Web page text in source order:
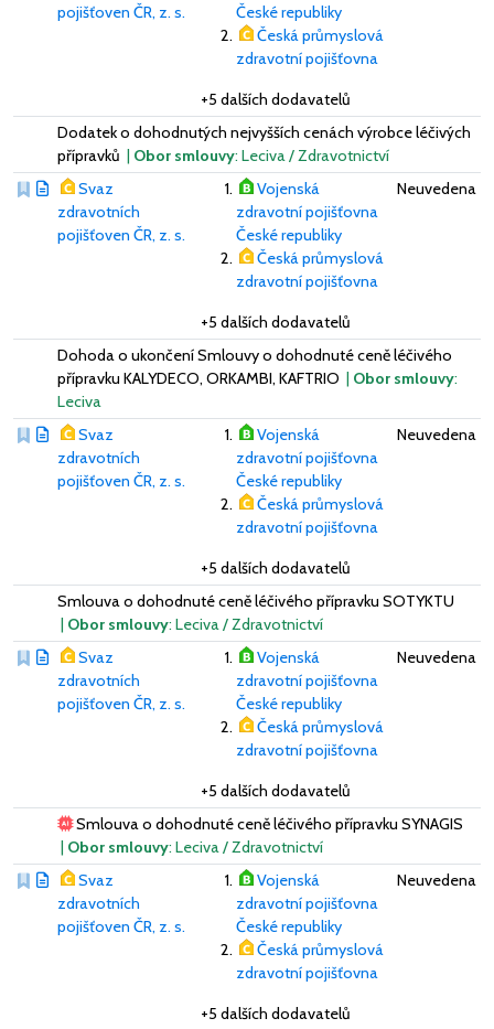
pojišťoven ČR, z. s.
České republiky
Česká průmyslová
zdravotní pojišťovna
+5 dalších dodavatelů
Dodatek o dohodnutých nejvyšších cenách výrobce léčivých
přípravků | Obor smlouvy: Leciva / Zdravotnictví
Svaz
zdravotních
pojišťoven ČR, z. s.
Vojenská
zdravotní pojišťovna
České republiky
Česká průmyslová
zdravotní pojišťovna
+5 dalších dodavatelů
Neuvedena
Dohoda o ukončení Smlouvy o dohodnuté ceně léčivého
přípravku KALYDECO, ORKAMBI, KAFTRIO | Obor smlouvy:
Leciva
Svaz
zdravotních
pojišťoven ČR, z. s.
Vojenská
zdravotní pojišťovna
České republiky
Česká průmyslová
zdravotní pojišťovna
+5 dalších dodavatelů
Neuvedena
Smlouva o dohodnuté ceně léčivého přípravku SOTYKTU
| Obor smlouvy: Leciva / Zdravotnictví
Svaz
zdravotních
pojišťoven ČR, z. s.
Vojenská
zdravotní pojišťovna
České republiky
Česká průmyslová
zdravotní pojišťovna
+5 dalších dodavatelů
Neuvedena
Smlouva o dohodnuté ceně léčivého přípravku SYNAGIS
| Obor smlouvy: Leciva / Zdravotnictví
Svaz
zdravotních
pojišťoven ČR, z. s.
Vojenská
zdravotní pojišťovna
České republiky
Česká průmyslová
zdravotní pojišťovna
+5 dalších dodavatelů
Neuvedena